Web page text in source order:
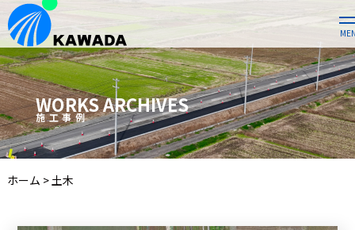
WORKS ARCHIVES
施工事例
ホーム >土木